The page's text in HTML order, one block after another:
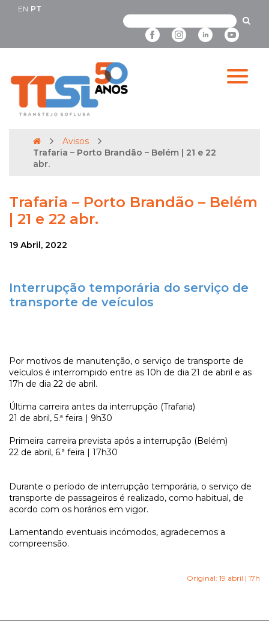
EN PT
Avisos
Trafaria – Porto Brandão – Belém | 21 e 22
abr.
Trafaria – Porto Brandão – Belém
| 21 e 22 abr.
19 Abril, 2022
Interrupção temporária do serviço de
transporte de veículos
Por motivos de manutenção, o serviço de transporte de
veículos é interrompido entre as 10h de dia 21 de abril e as
17h de dia 22 de abril.
Última carreira antes da interrupção (Trafaria)
21 de abril, 5.ª feira | 9h30
Primeira carreira prevista após a interrupção (Belém)
22 de abril, 6.ª feira | 17h30
Durante o período de interrupção temporária, o serviço de
transporte de passageiros é realizado, como habitual, de
acordo com os horários em vigor.
Lamentando eventuais incómodos, agradecemos a
compreensão.
Original: 19 abril | 17h